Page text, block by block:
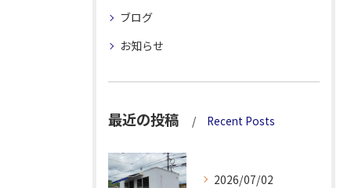
ブログ
お知らせ
最近の投稿 Recent Posts
2026/07/02